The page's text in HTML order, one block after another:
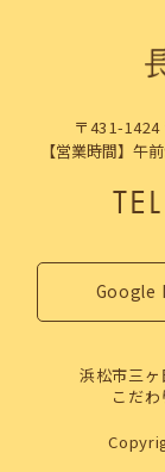
〒431-
【営業時間】午
TEL
Google
浜松市三
こだ